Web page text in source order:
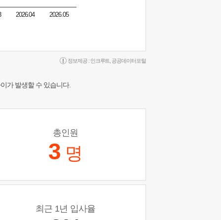
2026.04 2026.05
정보제공 : 인크루트 공공데이터포털
가 발생할 수 있습니다.
총인원
3 명
최근 1년 입사율